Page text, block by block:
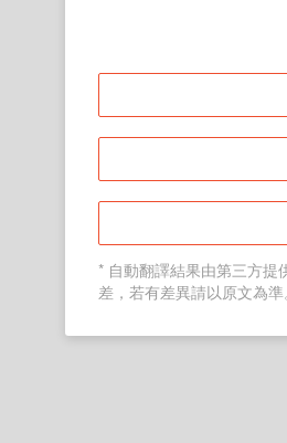
* 自動翻譯結果由第三方提
差，若有差異請以原文為準